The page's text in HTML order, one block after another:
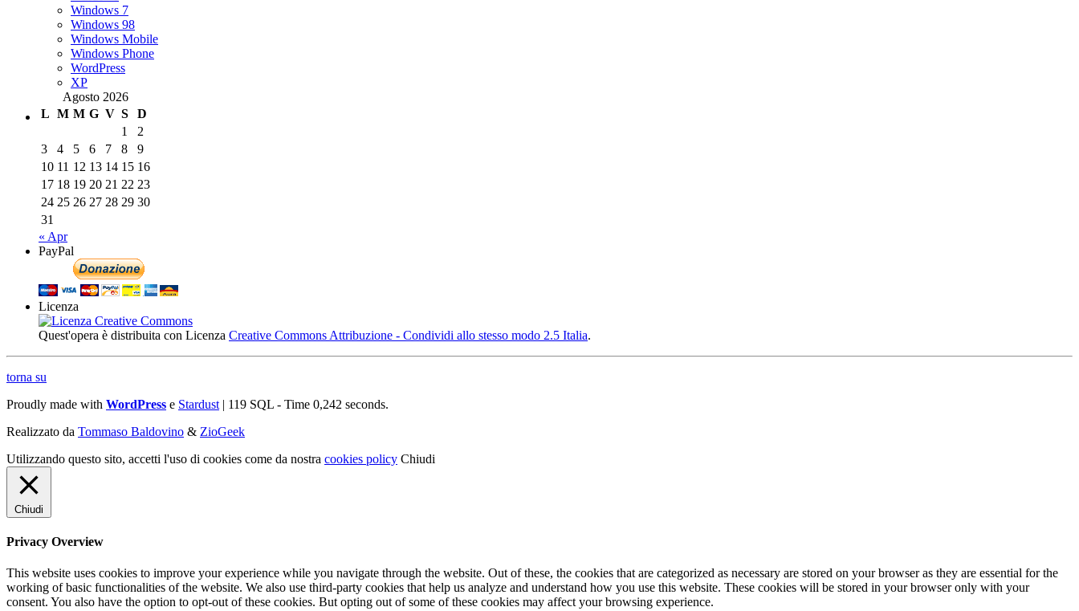
Windows 7
Windows 98
Windows Mobile
Windows Phone
WordPress
XP
Agosto 2026
L M M G V S
D
1
2
3
4 5 6 7 8
9
10 11 12 13 14 15 16
17 18 19 20 21 22 23
24 25 26 27 28 29 30
31
« Apr
PayPal
Licenza
Quest'opera è distribuita con Licenza Creative Commons Attribuzione - Condividi allo stesso modo 2.5 Italia.
torna su
Proudly made with WordPress e Stardust | 119 SQL - Time 0,242 seconds.
Realizzato da Tommaso Baldovino & ZioGeek
Utilizzando questo sito, accetti l'uso di cookies come da nostra cookies policy Chiudi
Chiudi
Privacy Overview
This website uses cookies to improve your experience while you navigate through the website. Out of these, the cookies that are categorized as necessary are stored on your browser as they are essential for the
working of basic functionalities of the website. We also use third-party cookies that help us analyze and understand how you use this website. These cookies will be stored in your browser only with your
consent. You also have the option to opt-out of these cookies. But opting out of some of these cookies may affect your browsing experience.